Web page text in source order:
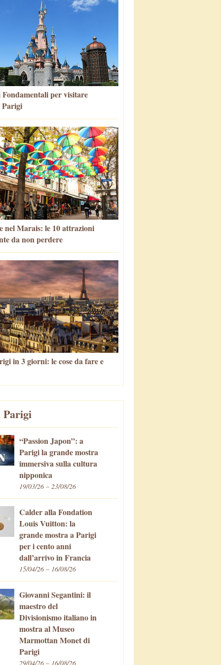
per visitare
Parigi
nel Marais: le 10 attrazioni
da non perdere
in 3 giorni: le cose da fare e
Parigi
“Passion Japon”: a
Parigi la grande mostra
immersiva sulla cultura
nipponica
19/03/26 – 23/08/26
Calder alla Fondation
Louis Vuitton: la
grande mostra a Parigi
per i cento anni
dall’arrivo in Francia
15/04/26 – 16/08/26
Giovanni Segantini: il
maestro del
Divisionismo italiano in
mostra al Museo
Marmottan Monet di
Parigi
29/04/26 – 16/08/26